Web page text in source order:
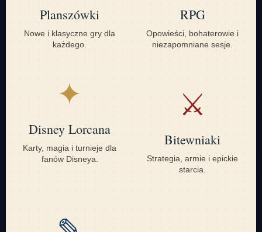
Planszówki
Nowe i klasyczne gry dla
każdego.
RPG
Opowieści, bohaterowie i
niezapomniane sesje.
✦
Disney Lorcana
Karty, magia i turnieje dla
fanów Disneya.
⚔
Bitewniaki
Strategia, armie i epickie
starcia.